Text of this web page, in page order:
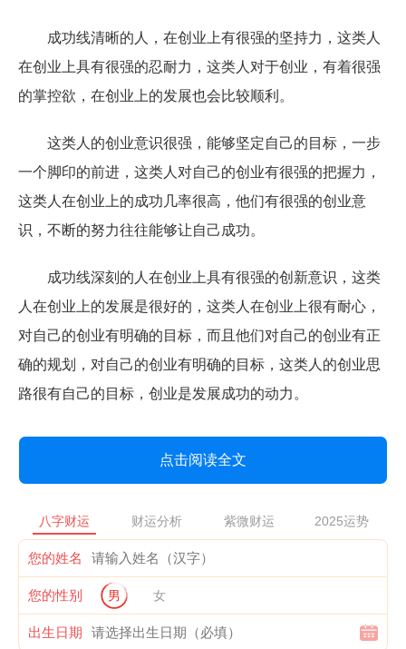
成功线清晰的人，在创业上有很强的坚持力，这类人
在创业上具有很强的忍耐力，这类人对于创业，有着很强
的掌控欲，在创业上的发展也会比较顺利。
这类人的创业意识很强，能够坚定自己的目标，一步
一个脚印的前进，这类人对自己的创业有很强的把握力，
这类人在创业上的成功几率很高，他们有很强的创业意
识，不断的努力往往能够让自己成功。
成功线深刻的人在创业上具有很强的创新意识，这类
人在创业上的发展是很好的，这类人在创业上很有耐心，
对自己的创业有明确的目标，而且他们对自己的创业有正
确的规划，对自己的创业有明确的目标，这类人的创业思
路很有自己的目标，创业是发展成功的动力。
点击阅读全文
八字财运 财运分析 紫微财运 2025运势
您的姓名
您的性别 男 女
出生日期